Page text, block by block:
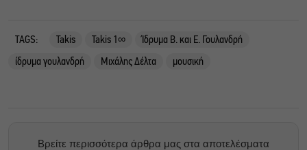
TAGS: Takis Takis 1∞
Ίδρυμα Β. και Ε. Γουλανδρή
ίδρυμα γουλανδρή
Μιχάλης Δέλτα μουσική
Βρείτε περισσότερα άρθρα μας στα αποτελέσματα